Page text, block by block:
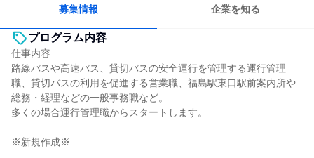
募集情報 企業を知る
プログラム内容
仕事内容
路線バスや高速バス、貸切バスの安全運行を管理する運行管理
職、貸切バスの利用を促進する営業職、福島駅東口駅前案内所や
総務・経理などの一般事務職など。
多くの場合運行管理職からスタートします。
※新規作成※